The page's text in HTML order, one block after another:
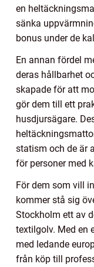
en
sänka
bonus under de
En annan fördel
deras hållbarhet
skapade för att
gör dem till ett
husdjursägare.
statism och de är
för personer med
För dem som vill
kommer stå sig
Stockholm ett av
textilgolv. Med en
med ledande
från köp till